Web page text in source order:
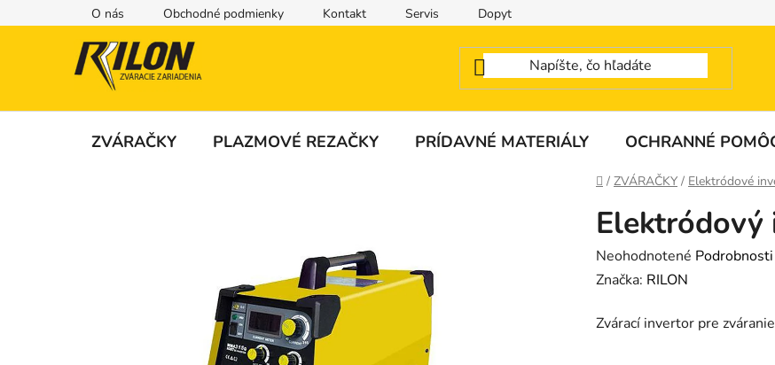
na
O nás Obchodné podmienky Kontakt Servis Dopyt
ZVÁRAČKY PLAZMOVÉ REZAČKY PRÍDAVNÉ MATERIÁLY OCHRANNÉ
Domov
/ ZVÁRAČKY / Elektródové
Elektródový
Priemerné
hodnotenie
je
Neohodnotené
Značka: RILON
Zvárací invertor pre